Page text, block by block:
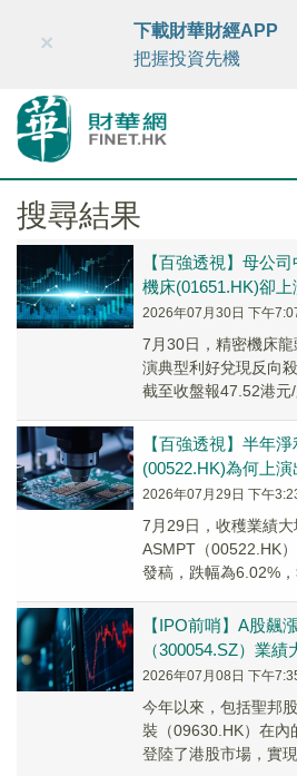
財華智庫網 FINTV
×
下載財華財經APP
把握投資先機
搜尋結果
【百強透視】母公
機床(01651.HK)卻
2026年07月30日 下午
7月30日，精密機床
演典型利好兌現反向
截至收盤報47.52港元/
【百強透視】半年
(00522.HK)為何上
2026年07月29日 下午
7月29日，收穫業績大
ASMPT（00522.HK
發稿，跌幅為6.02%，
【IPO前哨】A股飆
（300054.SZ）業
2026年07月08日 下午
今年以來，包括聖邦
裝（09630.HK）在內
登陸了港股市場，實